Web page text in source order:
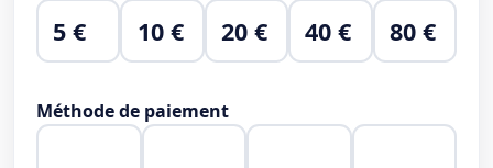
5 € 10 € 20 € 40 € 80 €
Méthode de paiement